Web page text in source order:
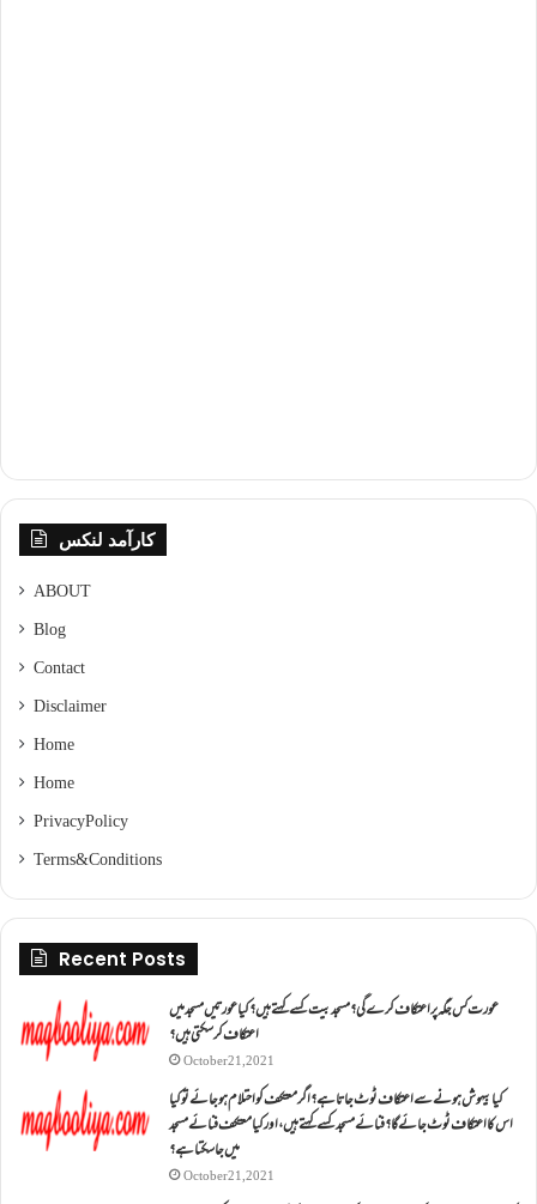
کارآمد لنکس
ABOUT
Blog
Contact
Disclaimer
Home
Home
Privacy Policy
Terms & Conditions
Recent Posts
عورت کس جگہ پر اعتکاف کرے گی؟مسجد بیت کسے کہتے ہیں؟کیا عورتیں مسجد میں
اعتکاف کر سکتی ہیں؟
October 21, 2021
کیا بیہوش ہونے سے اعتکاف ٹوٹ جاتا ہے؟ اگر معتکف کو احتلام ہو جائے تو کیا
اس کا اعتکاف ٹوٹ جائے گا؟فنائے مسجد کسے کہتے ہیں ، اور کیا معتکف فنائے مسجد
میں جا سکتا ہے؟
October 21, 2021